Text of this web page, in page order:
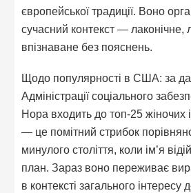
європейської традиції. Воно
сучасний контекст — лаконічне,
впізнаване без пояснень.
Щодо популярності в США: за
Адміністрації соціального
Нора входить до топ-25 жіночих
— це помітний стрибок
минулого століття, коли ім’я
план. Зараз воно переживає
в контексті загального інтересу